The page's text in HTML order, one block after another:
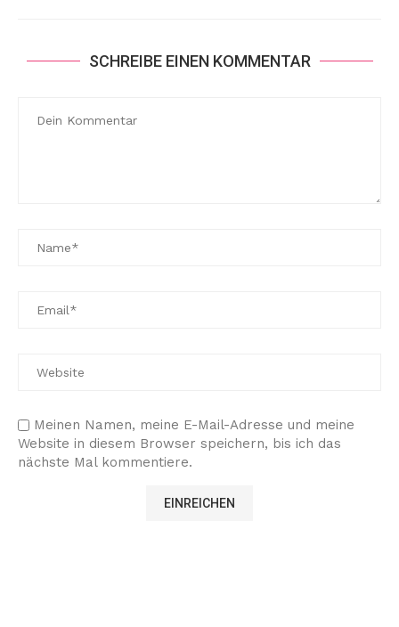
SCHREIBE EINEN KOMMENTAR
Meinen Namen, meine E-Mail-Adresse und meine
Website in diesem Browser speichern, bis ich das
nächste Mal kommentiere.